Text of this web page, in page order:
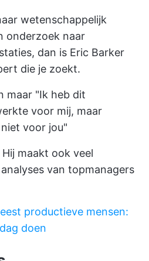
wetenschappelijk
onderzoek naar
dan is Eric Barker
die je zoekt.
maar "Ik heb dit
voor mij, maar
voor jou"
maakt ook veel
van topmanagers
productieve mensen:
doen